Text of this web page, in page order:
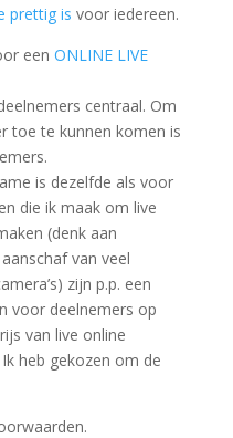
prettig is voor iedereen.
een ONLINE LIVE
centraal. Om
toe te kunnen komen is
is dezelfde als voor
die ik maak om live
(denk aan
van veel
zijn p.p. een
voor deelnemers op
van live online
heb gekozen om de